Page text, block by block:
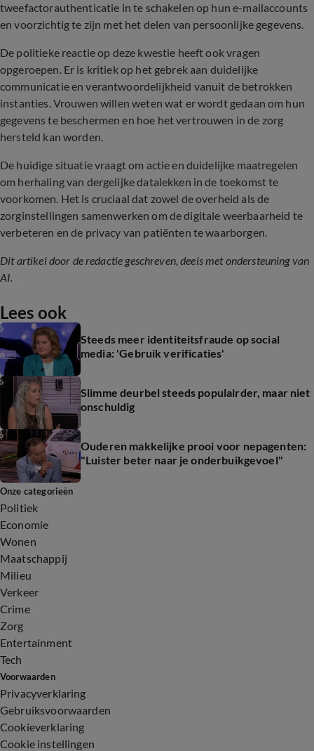
tweefactorauthenticatie in te schakelen op hun e-mailaccounts
en voorzichtig te zijn met het delen van persoonlijke gegevens.
De politieke reactie op deze kwestie heeft ook vragen
opgeroepen. Er is kritiek op het gebrek aan duidelijke
communicatie en verantwoordelijkheid vanuit de betrokken
instanties. Vrouwen willen weten wat er wordt gedaan om hun
gegevens te beschermen en hoe het vertrouwen in de zorg
hersteld kan worden.
De huidige situatie vraagt om actie en duidelijke maatregelen
om herhaling van dergelijke datalekken in de toekomst te
voorkomen. Het is cruciaal dat zowel de overheid als de
zorginstellingen samenwerken om de digitale weerbaarheid te
verbeteren en de privacy van patiënten te waarborgen.
Dit artikel door de redactie geschreven, deels met ondersteuning van
AI.
Lees ook
Steeds meer identiteitsfraude op social
media: 'Gebruik verificaties'
Slimme deurbel steeds populairder, maar niet
onschuldig
Ouderen makkelijke prooi voor nepagenten:
"Luister beter naar je onderbuikgevoel"
Onze categorieën
Politiek
Economie
Wonen
Maatschappij
Milieu
Verkeer
Crime
Zorg
Entertainment
Tech
Voorwaarden
Privacyverklaring
Gebruiksvoorwaarden
Cookieverklaring
Cookie instellingen